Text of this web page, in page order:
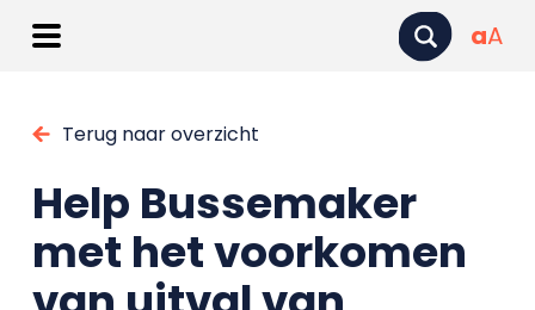
aA
Terug naar overzicht
Help Bussemaker
met het voorkomen